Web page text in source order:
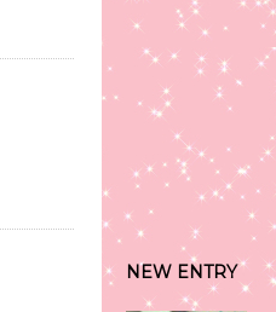
NEW ENTRY